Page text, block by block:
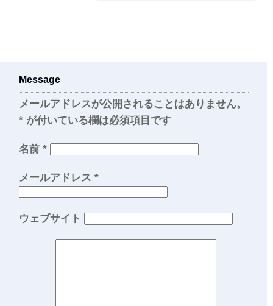
Message
メールアドレスが公開されることはありません。
* が付いている欄は必須項目です
名前 *
メールアドレス *
ウェブサイト